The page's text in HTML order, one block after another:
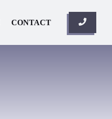
CONTACT